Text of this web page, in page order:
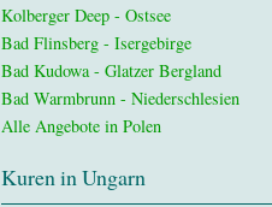
Kolberger Deep - Ostsee
Bad Flinsberg - Isergebirge
Bad Kudowa - Glatzer Bergland
Bad Warmbrunn - Niederschlesien
Alle Angebote in Polen
Kuren in Ungarn